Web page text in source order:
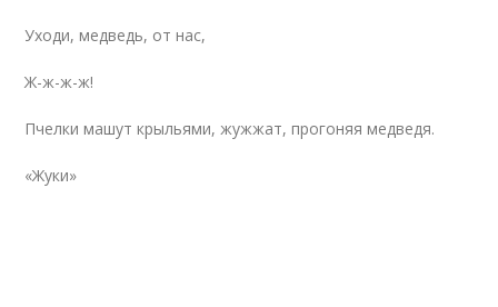
Уходи, медведь, от нас,
Ж-ж-ж-ж!
Пчелки машут крыльями, жужжат, прогоняя медведя.
«Жуки»